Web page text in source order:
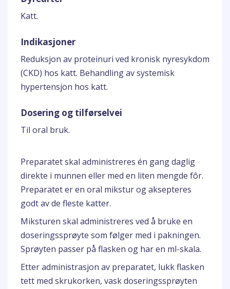
Katt.
Indikasjoner
Reduksjon av proteinuri ved kronisk nyresykdom
(CKD) hos katt. Behandling av systemisk
hypertensjon hos katt.
Dosering og tilførselvei
Til oral bruk.
Preparatet skal administreres én gang daglig
direkte i munnen eller med en liten mengde fôr.
Preparatet er en oral mikstur og aksepteres
godt av de fleste katter.
Miksturen skal administreres ved å bruke en
doseringssprøyte som følger med i pakningen.
Sprøyten passer på flasken og har en ml-skala.
Etter administrasjon av preparatet, lukk flasken
tett med skrukorken, vask doseringssprøyten